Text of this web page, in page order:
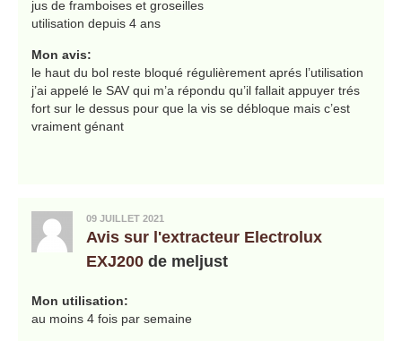
jus de framboises et groseilles
utilisation depuis 4 ans
Mon avis:
le haut du bol reste bloqué régulièrement aprés l’utilisation
j’ai appelé le SAV qui m’a répondu qu’il fallait appuyer trés
fort sur le dessus pour que la vis se débloque mais c’est
vraiment génant
09 JUILLET 2021
Avis sur l'extracteur Electrolux
EXJ200 de meljust
Mon utilisation:
au moins 4 fois par semaine